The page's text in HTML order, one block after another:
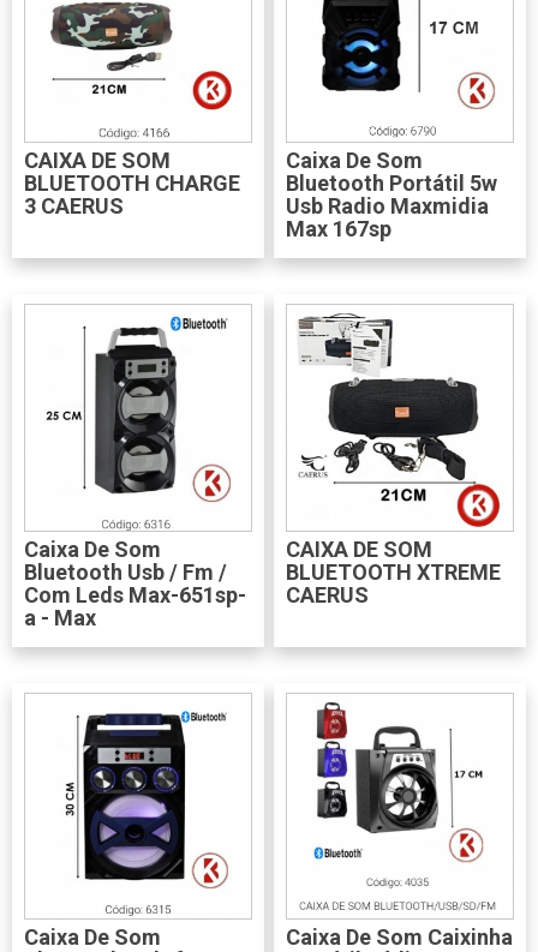
CAIXA DE SOM
BLUETOOTH CHARGE
3 CAERUS
Caixa De Som
Bluetooth Portátil 5w
Usb Radio Maxmidia
Max 167sp
Caixa De Som
Bluetooth Usb / Fm /
Com Leds Max-651sp-
a - Max
CAIXA DE SOM
BLUETOOTH XTREME
CAERUS
Caixa De Som
Caixa De Som Caixinha